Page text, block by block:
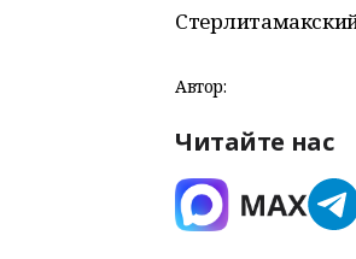
Автор:
Читайте нас